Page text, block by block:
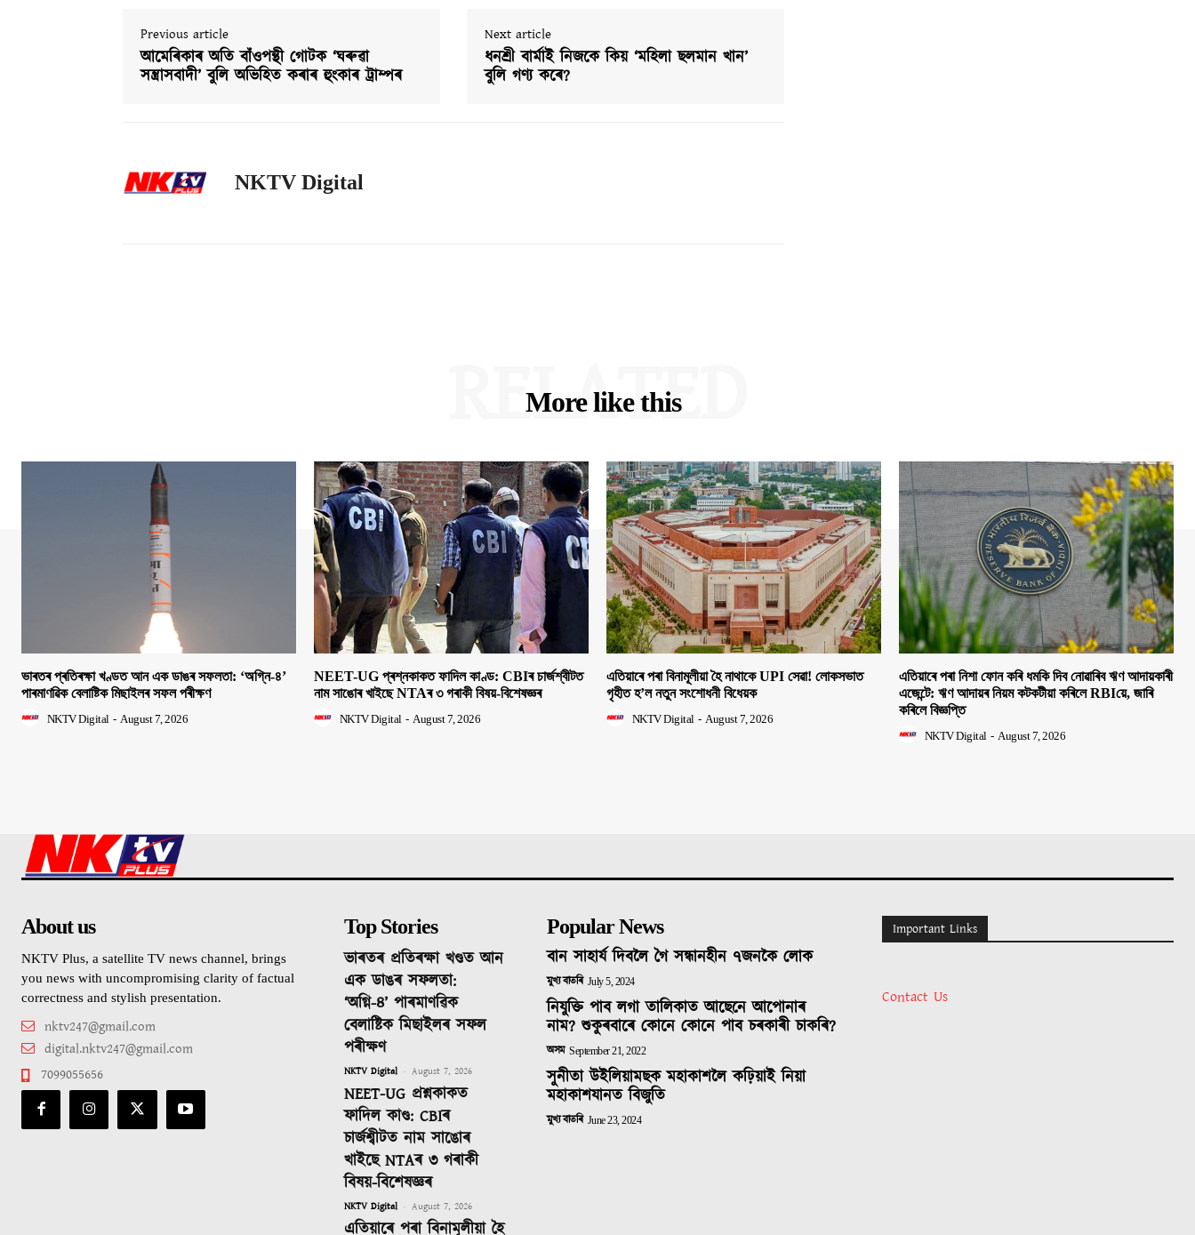
Previous article
আমেৰিকাৰ অতি বাঁওপন্থী গোটক ‘ঘৰুৱা
সন্ত্ৰাসবাদী’ বুলি অভিহিত কৰাৰ হুংকাৰ ট্ৰাম্পৰ
Next article
ধনশ্ৰী বাৰ্মাই নিজকে কিয় ‘মহিলা ছলমান খান’
বুলি গণ্য কৰে?
NKTV Digital
More like this
RELATED
ভাৰতৰ প্ৰতিৰক্ষা খণ্ডত আন এক ডাঙৰ সফলতা: ‘অগ্নি-৪’
পাৰমাণৱিক বেলাষ্টিক মিছাইলৰ সফল পৰীক্ষণ
NKTV Digital - August 7, 2026
NEET-UG প্ৰশ্নকাকত ফাদিল কাণ্ড: CBIৰ চাৰ্জশ্বীটত
নাম সাঙোৰ খাইছে NTAৰ ৩ গৰাকী বিষয়-বিশেষজ্ঞৰ
NKTV Digital - August 7, 2026
এতিয়াৰে পৰা বিনামূলীয়া হৈ নাথাকে UPI সেৱা! লোকসভাত
গৃহীত হ’ল নতুন সংশোধনী বিধেয়ক
NKTV Digital - August 7, 2026
এতিয়াৰে পৰা নিশা ফোন কৰি ধমকি দিব নোৱাৰিব ঋণ আদায়কাৰী
এজেন্টে: ঋণ আদায়ৰ নিয়ম কটকটীয়া কৰিলে RBIয়ে, জাৰি
কৰিলে বিজ্ঞপ্তি
NKTV Digital - August 7, 2026
About us
NKTV Plus, a satellite TV news channel, brings
you news with uncompromising clarity of factual
correctness and stylish presentation.
nktv247@gmail.com
digital.nktv247@gmail.com
7099055656
Top Stories
ভাৰতৰ প্ৰতিৰক্ষা খণ্ডত আন
এক ডাঙৰ সফলতা:
‘অগ্নি-৪’ পাৰমাণৱিক
বেলাষ্টিক মিছাইলৰ সফল
পৰীক্ষণ
NKTV Digital - August 7, 2026
NEET-UG প্ৰশ্নকাকত
ফাদিল কাণ্ড: CBIৰ
চাৰ্জশ্বীটত নাম সাঙোৰ
খাইছে NTAৰ ৩ গৰাকী
বিষয়-বিশেষজ্ঞৰ
NKTV Digital - August 7, 2026
এতিয়াৰে পৰা বিনামূলীয়া হৈ
Popular News
বান সাহাৰ্য দিবলৈ গৈ সন্ধানহীন ৭জনকৈ লোক
মুখ্য বাতৰি July 5, 2024
নিযুক্তি পাব লগা তালিকাত আছেনে আপোনাৰ
নাম? শুকুৰবাৰে কোনে কোনে পাব চৰকাৰী চাকৰি?
অসম September 21, 2022
সুনীতা উইলিয়ামছক মহাকাশলৈ কঢ়িয়াই নিয়া
মহাকাশযানত বিজুতি
মুখ্য বাতৰি June 23, 2024
Important Links
Contact Us